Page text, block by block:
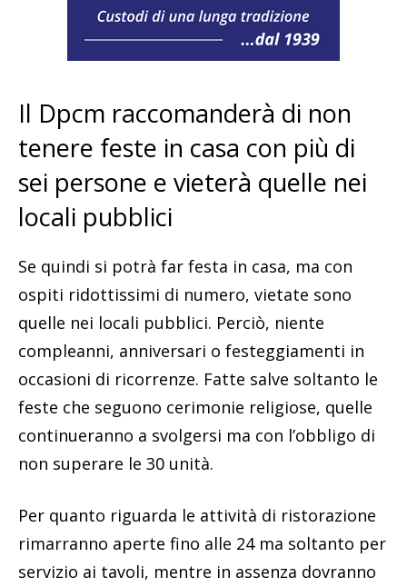
Il Dpcm raccomanderà di non
tenere feste in casa con più di
sei persone e vieterà quelle nei
locali pubblici
Se quindi si potrà far festa in casa, ma con
ospiti ridottissimi di numero, vietate sono
quelle nei locali pubblici. Perciò, niente
compleanni, anniversari o festeggiamenti in
occasioni di ricorrenze. Fatte salve soltanto le
feste che seguono cerimonie religiose, quelle
continueranno a svolgersi ma con l’obbligo di
non superare le 30 unità.
Per quanto riguarda le attività di ristorazione
rimarranno aperte fino alle 24 ma soltanto per
servizio ai tavoli, mentre in assenza dovranno